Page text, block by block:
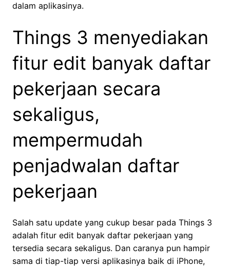
dalam aplikasinya.
Things 3 menyediakan
fitur edit banyak daftar
pekerjaan secara
sekaligus,
mempermudah
penjadwalan daftar
pekerjaan
Salah satu update yang cukup besar pada Things 3
adalah fitur edit banyak daftar pekerjaan yang
tersedia secara sekaligus. Dan caranya pun hampir
sama di tiap-tiap versi aplikasinya baik di iPhone,